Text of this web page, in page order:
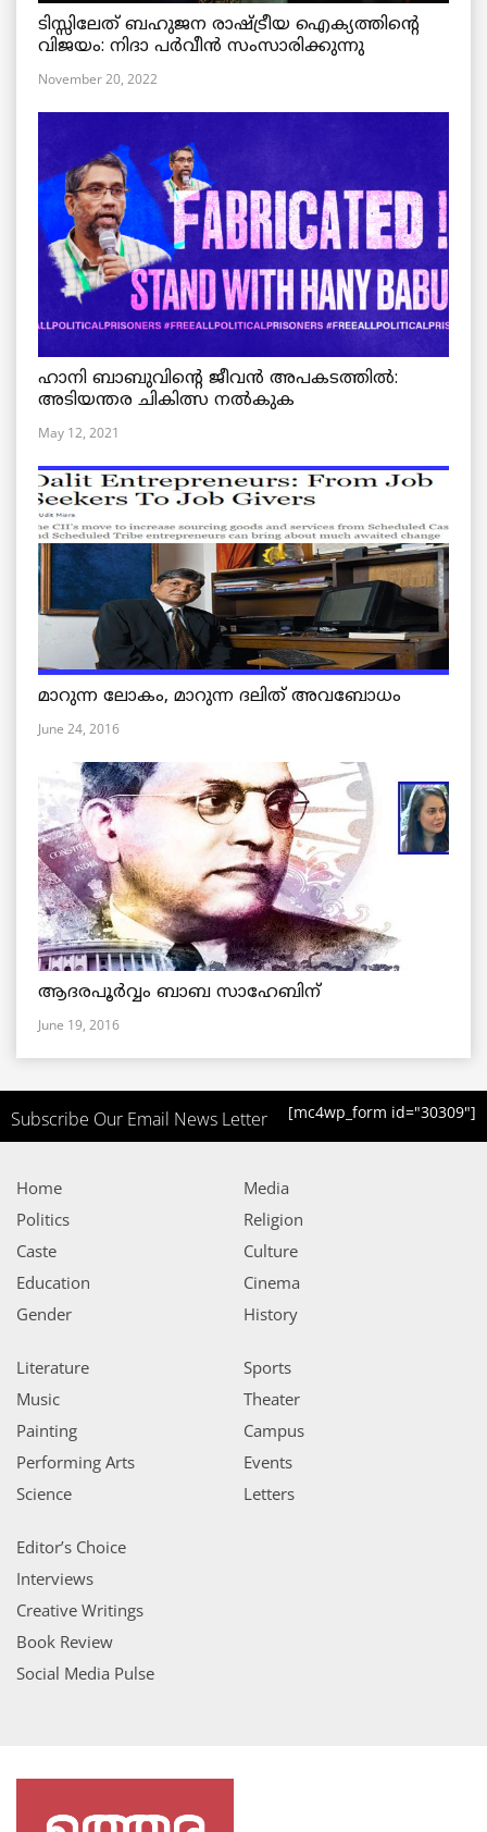
ടിസ്സിലേത് ബഹുജന രാഷ്ട്രീയ ഐക്യത്തിന്റെ
വിജയം: നിദാ പർവീൻ സംസാരിക്കുന്നു
November 20, 2022
ഹാനി ബാബുവിന്റെ ജീവൻ അപകടത്തിൽ:
അടിയന്തര ചികിത്സ നൽകുക
May 12, 2021
മാറുന്ന ലോകം, മാറുന്ന ദലിത് അവബോധം
June 24, 2016
ആദരപൂര്‍വ്വം ബാബ സാഹേബിന്
June 19, 2016
Subscribe Our Email News Letter [mc4wp_form id="30309"]
Home
Politics
Caste
Education
Gender
Media
Religion
Culture
Cinema
History
Literature
Music
Painting
Performing Arts
Science
Sports
Theater
Campus
Events
Letters
Editor’s Choice
Interviews
Creative Writings
Book Review
Social Media Pulse